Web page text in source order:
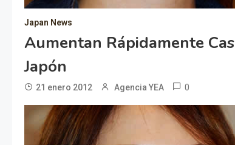
Japan News
Aumentan Rápidamente
Japón
21 enero 2012 Agencia YEA 0